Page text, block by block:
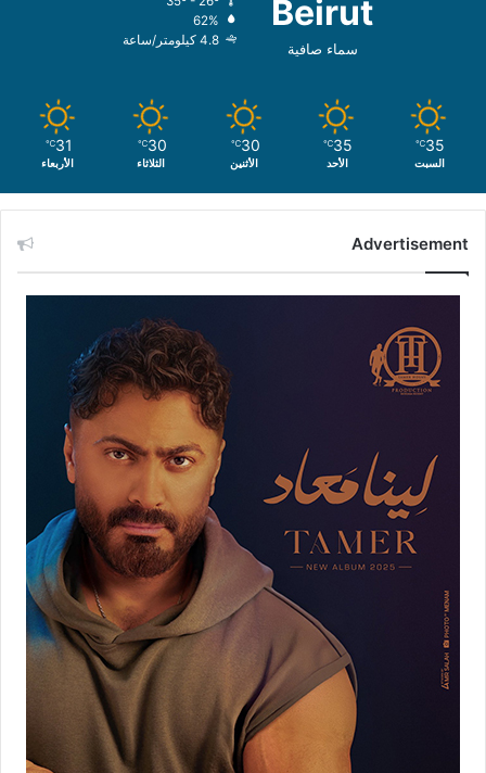
Beirut
سماء صافية
62%
4.8 كيلومتر/ساعة
35
℃
السبت
35
℃
الأحد
30
℃
الأثنين
30
℃
الثلاثاء
31
℃
الأربعاء
Advertisement